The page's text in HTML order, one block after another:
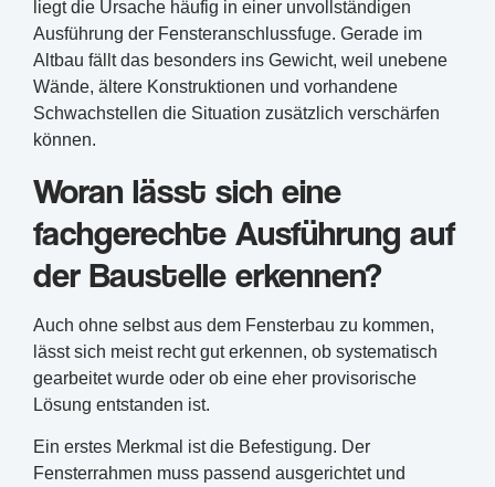
liegt die Ursache häufig in einer unvollständigen
Ausführung der Fensteranschlussfuge. Gerade im
Altbau fällt das besonders ins Gewicht, weil unebene
Wände, ältere Konstruktionen und vorhandene
Schwachstellen die Situation zusätzlich verschärfen
können.
Woran lässt sich eine
fachgerechte Ausführung auf
der Baustelle erkennen?
Auch ohne selbst aus dem Fensterbau zu kommen,
lässt sich meist recht gut erkennen, ob systematisch
gearbeitet wurde oder ob eine eher provisorische
Lösung entstanden ist.
Ein erstes Merkmal ist die Befestigung. Der
Fensterrahmen muss passend ausgerichtet und